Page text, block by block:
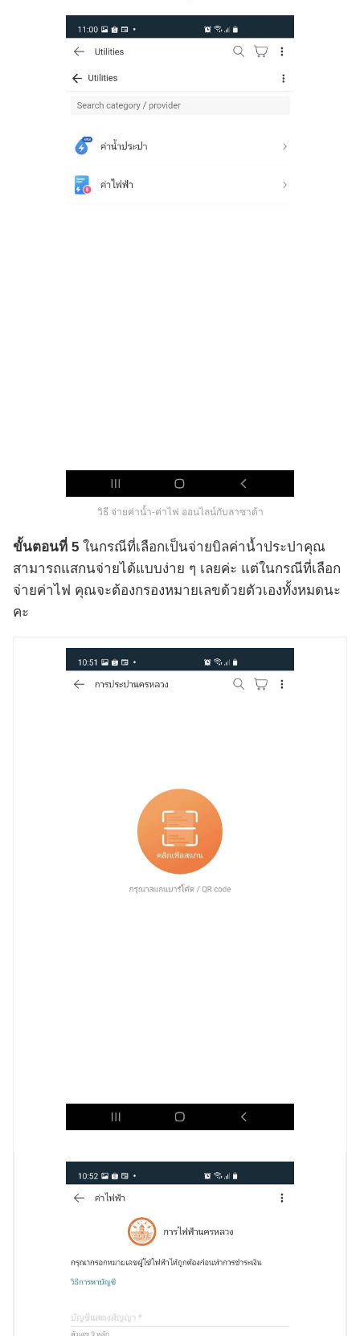
วิธี จ่ายค่าน้ำ-ค่าไฟ ออนไลน์กับลาซาด้า
ขั้นตอนที่ 5 ในกรณีที่เลือกเป็นจ่ายบิลค่าน้ำประปาคุณ
สามารถแสกนจ่ายได้แบบง่าย ๆ เลยค่ะ แต่ในกรณีที่เลือก
จ่ายค่าไฟ คุณจะต้องกรองหมายเลขด้วยตัวเองทั้งหมดนะ
คะ